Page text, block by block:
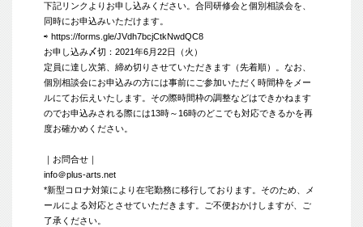
下記リンクよりお申し込みください。合同研修会と個別相談会を、
同時にお申込みいただけます。
⇨ https://forms.gle/JVdh7bcjCtkNwdQC8
お申し込み〆切：2021年6月22日（火）
定員に達し次第、締め切りさせていただきます（先着順）。なお、
個別相談会にお申込みの方には事前にご参加いただく時間枠をメー
ルにてお伝えいたします。その際時間枠の調整などはできかねます
のでお申込みされる際には13時～16時のどこでも対応できるかを再
度お確かめください。
｜お問合せ｜
info＠plus-arts.net
*新型コロナ対策により在宅勤務に移行しております。そのため、メ
ールによる対応とさせていただきます。ご不便おかけしますが、ご
了承ください。